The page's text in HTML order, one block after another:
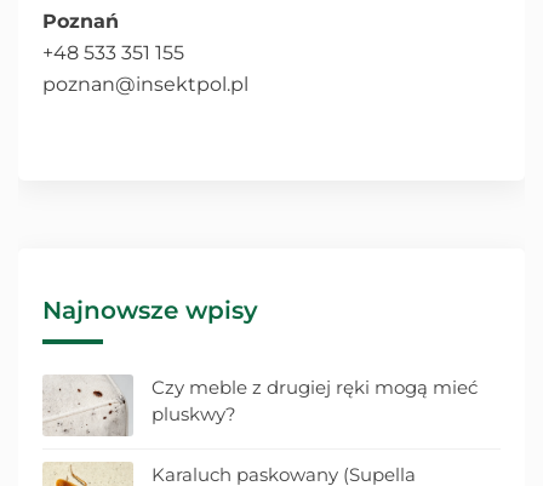
Poznań
+48 533 351 155
poznan@insektpol.pl
Najnowsze wpisy
Czy meble z drugiej ręki mogą mieć
pluskwy?
Karaluch paskowany (Supella